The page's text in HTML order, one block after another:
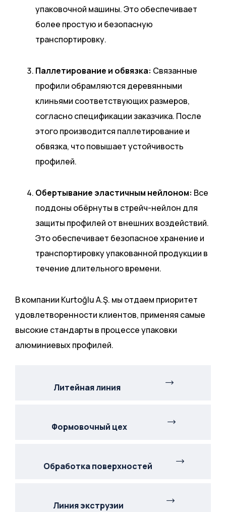
упаковочной машины. Это обеспечивает
более простую и безопасную
транспортировку.
Паллетирование и обвязка: Связанные
профили обрамляются деревянными
клиньями соответствующих размеров,
согласно спецификации заказчика. После
этого производится паллетирование и
обвязка, что повышает устойчивость
профилей.
Обертывание эластичным нейлоном: Все
поддоны обёрнуты в стрейч-нейлон для
защиты профилей от внешних воздействий.
Это обеспечивает безопасное хранение и
транспортировку упакованной продукции в
течение длительного времени.
В компании Kurtoğlu A.Ş. мы отдаем приоритет
удовлетворенности клиентов, применяя самые
высокие стандарты в процессе упаковки
алюминиевых профилей.
Литейная линия
Формовочный цех
Обработка поверхностей
Линия экструзии